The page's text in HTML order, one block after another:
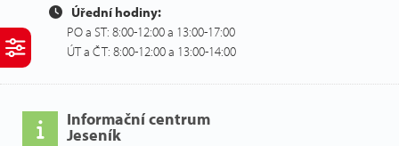
Úřední hodiny:
PO a ST: 8:00-12:00 a 13:00-17:00
ÚT a ČT: 8:00-12:00 a 13:00-14:00
Informační centrum
Jeseník